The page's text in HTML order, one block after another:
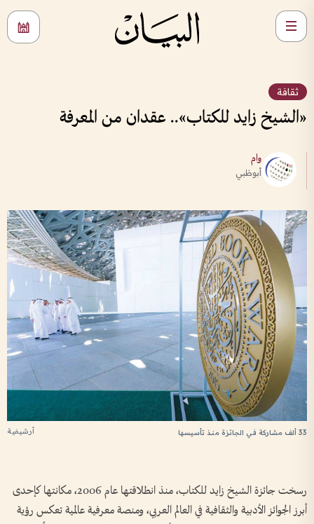
ثقافة
«الشيخ زايد للكتاب».. عقدان من المعرفة
وام
أبوظبي
أرشيفية 33 ألف مشاركة في الجائزة منذ تأسيسها
رسخت جائزة الشيخ زايد للكتاب، منذ انطلاقتها عام 2006، مكانتها كإحدى
أبرز الجوائز الأدبية والثقافية في العالم العربي، ومنصة معرفية عالمية تعكس رؤية